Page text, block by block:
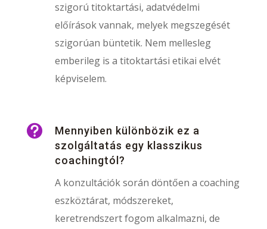
szigorú titoktartási, adatvédelmi
előírások vannak, melyek megszegését
szigorúan büntetik. Nem mellesleg
emberileg is a titoktartási etikai elvét
képviselem.

Mennyiben különbözik ez a
szolgáltatás egy klasszikus
coachingtól?
A konzultációk során döntően a coaching
eszköztárat, módszereket,
keretrendszert fogom alkalmazni, de